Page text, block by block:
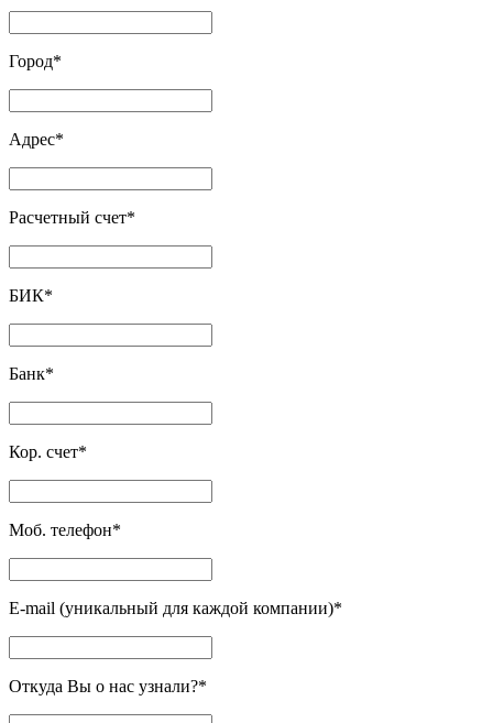
Город*
Адрес*
Расчетный счет*
БИК*
Банк*
Кор. счет*
Моб. телефон*
E-mail (уникальный для каждой компании)*
Откуда Вы о нас узнали?*